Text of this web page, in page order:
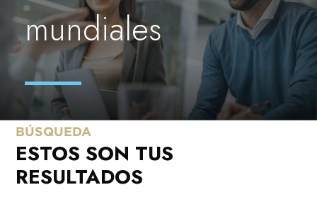
mundiales
BÚSQUEDA
ESTOS SON TUS
RESULTADOS